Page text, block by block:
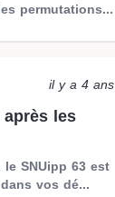
permutations...
il y a 4 ans
les
SNUipp 63 est
vos dé...